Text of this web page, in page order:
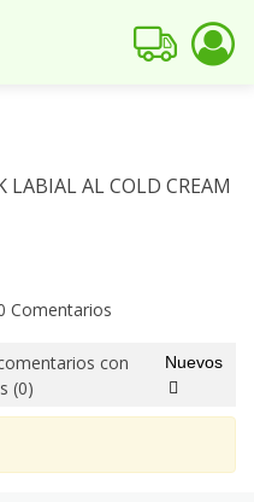
LABIAL AL COLD CREAM
Comentarios
con
(0)
Nuevos